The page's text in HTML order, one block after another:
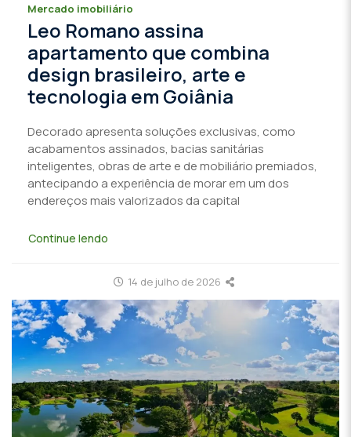
Mercado imobiliário
Leo Romano assina
apartamento que combina
design brasileiro, arte e
tecnologia em Goiânia
Decorado apresenta soluções exclusivas, como
acabamentos assinados, bacias sanitárias
inteligentes, obras de arte e de mobiliário premiados,
antecipando a experiência de morar em um dos
endereços mais valorizados da capital
Continue lendo
14 de julho de 2026